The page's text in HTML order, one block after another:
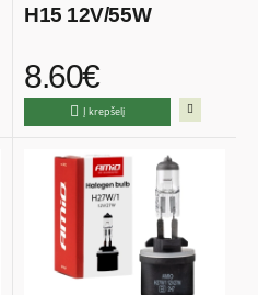
H15 12V/55W
8.60€
Į krepšelį